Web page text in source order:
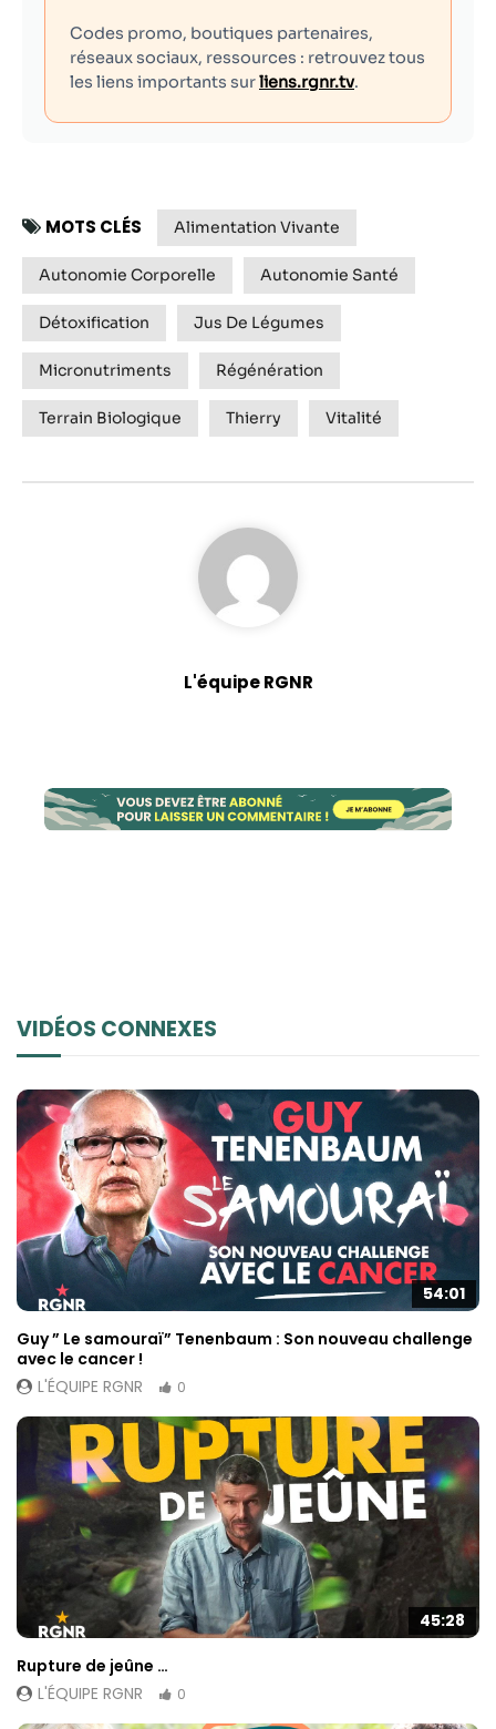
Codes promo, boutiques partenaires,
réseaux sociaux, ressources : retrouvez tous
les liens importants surliens.rgnr.tv.
MOTS CLÉS Alimentation Vivante
Autonomie Corporelle Autonomie Santé
Détoxification Jus De Légumes
Micronutriments Régénération
Terrain Biologique Thierry Vitalité
L'équipe RGNR
VIDÉOS CONNEXES
54:01
Guy ” Le samouraï” Tenenbaum : Son nouveau challenge
avec le cancer !
L'ÉQUIPE RGNR
0
45:28
Rupture de jeûne …
L'ÉQUIPE RGNR
0